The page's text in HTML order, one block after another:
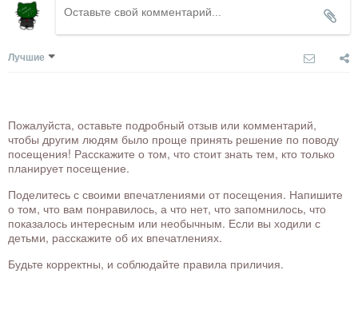
Лучшие
Пожалуйста, оставьте подробный отзыв или комментарий,
чтобы другим людям было проще принять решение по поводу
посещения! Расскажите о том, что стоит знать тем, кто только
планирует посещение.
Поделитесь с своими впечатлениями от посещения. Напишите
о том, что вам понравилось, а что нет, что запомнилось, что
показалось интересным или необычным. Если вы ходили с
детьми, расскажите об их впечатлениях.
Будьте корректны, и соблюдайте правила приличия.